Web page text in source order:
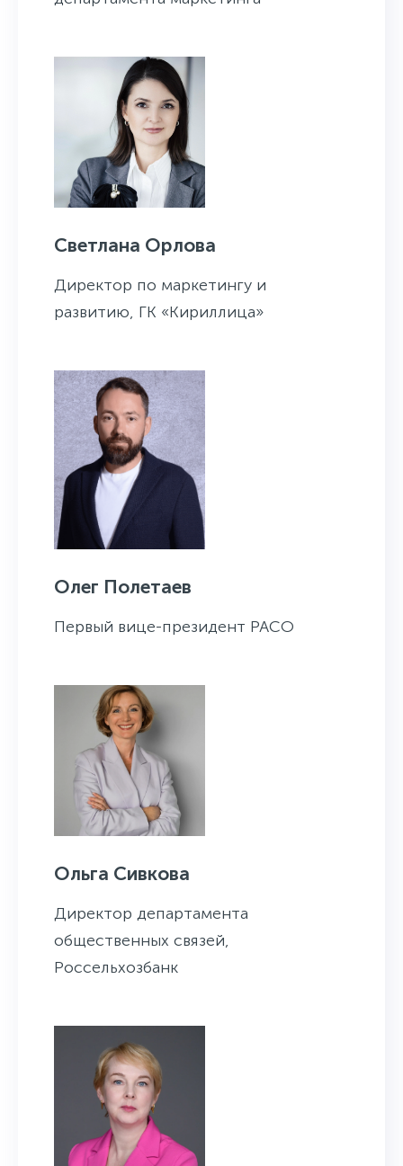
Светлана Орлова
Директор по маркетингу и
развитию, ГК «Кириллица»
Олег Полетаев
Первый вице-президент РАСО
Ольга Сивкова
Директор департамента
общественных связей,
Россельхозбанк